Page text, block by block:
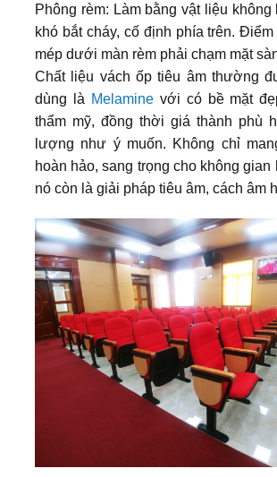
Phông rèm: Làm bằng vật liệu không
khó bắt cháy, cố định phía trên.
mép dưới màn rèm phải chạm mặt
Chất liệu vách ốp tiêu âm thường
dùng là Melaminevới có bề mặt
thẩm mỹ, đồng thời giá thành phù
lượng như ý muốn. Không chỉ
hoàn hảo, sang trọng cho không
nó còn là giải pháp tiêu âm, cách âm